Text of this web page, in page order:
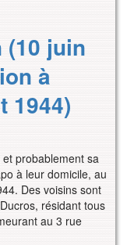
(10 juin
à
1944)
probablement sa
à leur domicile, au
Des voisins sont
résidant tous
au 3 rue